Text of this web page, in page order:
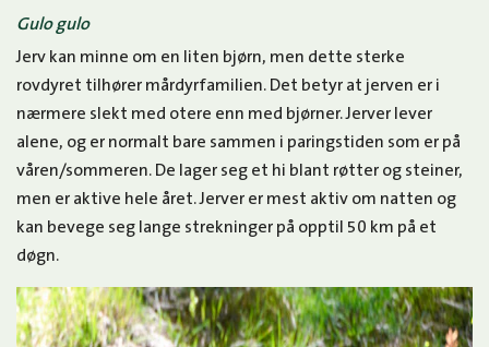
Gulo gulo
Jerv kan minne om en liten bjørn, men dette sterke
rovdyret tilhører mårdyrfamilien. Det betyr at jerven er i
nærmere slekt med otere enn med bjørner. Jerver lever
alene, og er normalt bare sammen i paringstiden som er på
våren/sommeren. De lager seg et hi blant røtter og steiner,
men er aktive hele året. Jerver er mest aktiv om natten og
kan bevege seg lange strekninger på opptil 50 km på et
døgn.